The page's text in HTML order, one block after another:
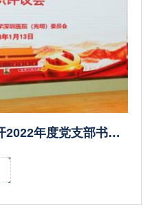
2022年度党支部书记